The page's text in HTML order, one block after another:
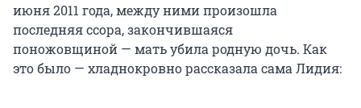
июня 2011 года, между ними произошла
последняя ссора, закончившаяся
поножовщиной — мать убила родную дочь. Как
это было — хладнокровно рассказала сама Лидия: